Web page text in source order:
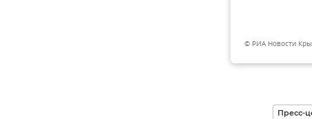
© РИА Новости
Пресс-